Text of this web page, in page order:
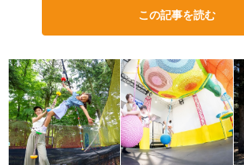
この記事を読む